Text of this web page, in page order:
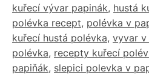
kuřecí vývar papinák, hustá
polévka recept, polévka v
kuřecí hustá polévka, vyvar v
polévka, recepty kuřecí
papiňák, slepici polevka v